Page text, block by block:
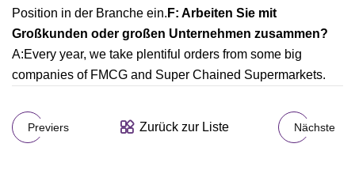
Position in der Branche ein. F: Arbeiten Sie mit
Großkunden oder großen Unternehmen zusammen?
A:Every year, we take plentiful orders from some big
companies of FMCG and Super Chained Supermarkets.
Previers Zurück zur Liste Nächste